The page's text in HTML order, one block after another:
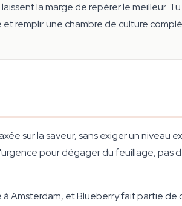
la marge de repérer le meilleur.
remplir une chambre de culture
sur la saveur, sans exiger un niveau
pour dégager du feuillage, pas
Amsterdam, et Blueberry fait partie